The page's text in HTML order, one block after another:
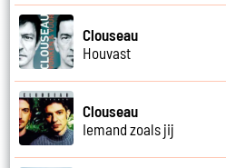
Clouseau
Houvast
Clouseau
Iemand zoals jij